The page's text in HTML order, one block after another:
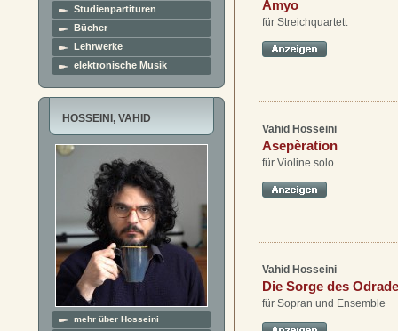
Studienpartituren
Bücher
Lehrwerke
elektronische Musik
HOSSEINI, VAHID
mehr über Hosseini
Amyo
für Streichquartett
Vahid Hosseini
Asepèration
für Violine solo
Vahid Hosseini
Die Sorge des
für Sopran und Ensemble